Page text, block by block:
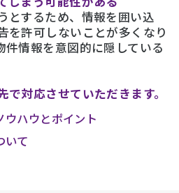
とするため、情報を囲い込
を許可しないことが多くなり
件情報を意図的に隠している
対応させていただきます。
ハウとポイント
いて